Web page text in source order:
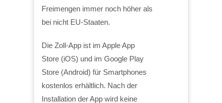
Freimengen immer noch höher als
bei nicht EU-Staaten.
Die Zoll-App ist im Apple App
Store (iOS) und im Google Play
Store (Android) für Smartphones
kostenlos erhältlich. Nach der
Installation der App wird keine